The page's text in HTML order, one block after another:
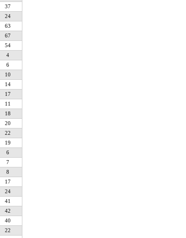
37
24
63
67
54
4
6
10
14
17
11
18
20
22
19
6
7
8
17
24
41
42
40
22